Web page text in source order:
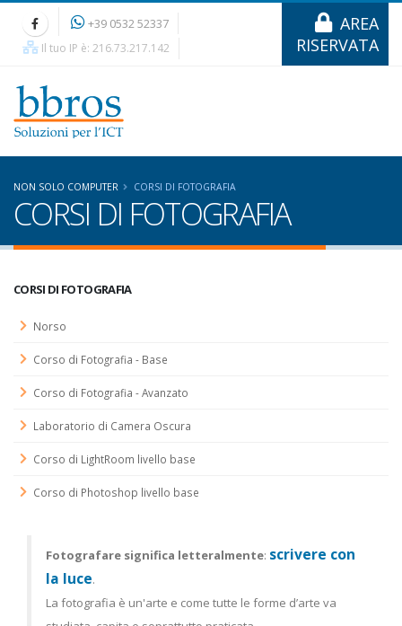
+39 0532 52337
Il tuo IP è: 216.73.217.142
AREA
RISERVATA
CORSI DI FOTOGRAFIA
NON SOLO COMPUTER CORSI DI FOTOGRAFIA
CORSI DI FOTOGRAFIA
Norso
Corso di Fotografia - Base
Corso di Fotografia - Avanzato
Laboratorio di Camera Oscura
Corso di LightRoom livello base
Corso di Photoshop livello base
Fotografare significa letteralmente: scrivere con
la luce.
La fotografia è un'arte e come tutte le forme d’arte va